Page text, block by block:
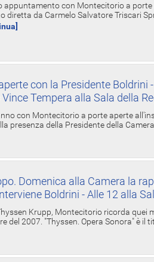
appuntamento con Montecitorio a
diretta da Carmelo Salvatore Triscari
con la Presidente Boldrini
Tempera alla Sala della
con Montecitorio a porte aperte
presenza della Presidente della
Domenica alla Camera la
Boldrini - Alle 12 alla
Krupp, Montecitorio ricorda
del 2007. "Thyssen. Opera Sonora" è